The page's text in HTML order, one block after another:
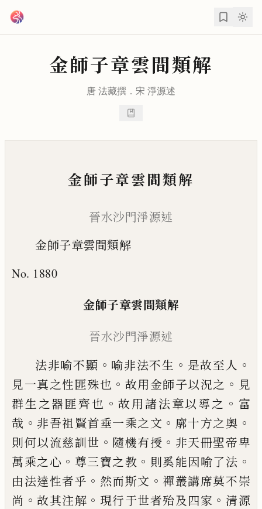
金師子章雲間類解
唐法藏撰．宋 淨源述
金師子章雲間類解
晉水沙門淨源述
金師子章雲間類解
No. 1880
金師子章雲間類解
晉水沙門淨源述
法非喻不顯 。 喻非法不生 。 是故至人 。
見一真之性匪殊也 。 故用金師子以況之 。 見
群生之器匪齊也 。故用諸法章以導之 。 富
哉 。 非吾祖賢首垂一乘之文 。 廓十方之奧 。
則何以流慈訓世 。 隨機有授 。 非天冊聖帝卑
萬乘之心 。 尊三寶之教 。 則奚能因喻了法 。
由法達性者乎 。 然而斯文 。 禪叢講席莫不崇
尚 。故其注解 。 現行于世者殆及四家 。 清源